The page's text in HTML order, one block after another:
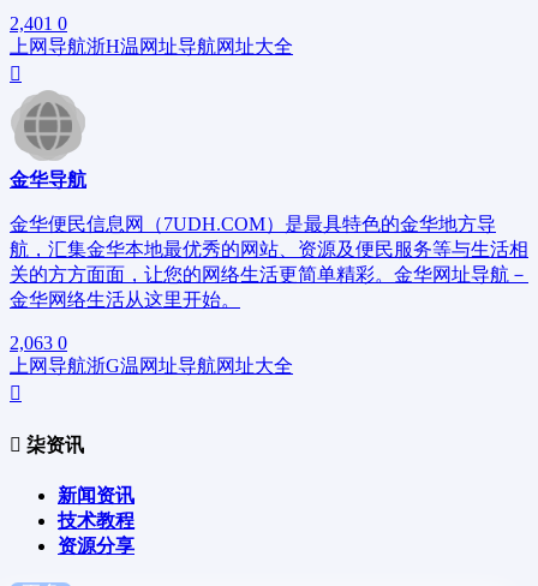
2,401 0
上网导航浙H温网址导航网址大全
金华导航
金华便民信息网（7UDH.COM）是最具特色的金华地方导
航，汇集金华本地最优秀的网站、资源及便民服务等与生活相
关的方方面面，让您的网络生活更简单精彩。金华网址导航－
金华网络生活从这里开始。
2,063 0
上网导航浙G温网址导航网址大全
柒资讯
新闻资讯
技术教程
资源分享